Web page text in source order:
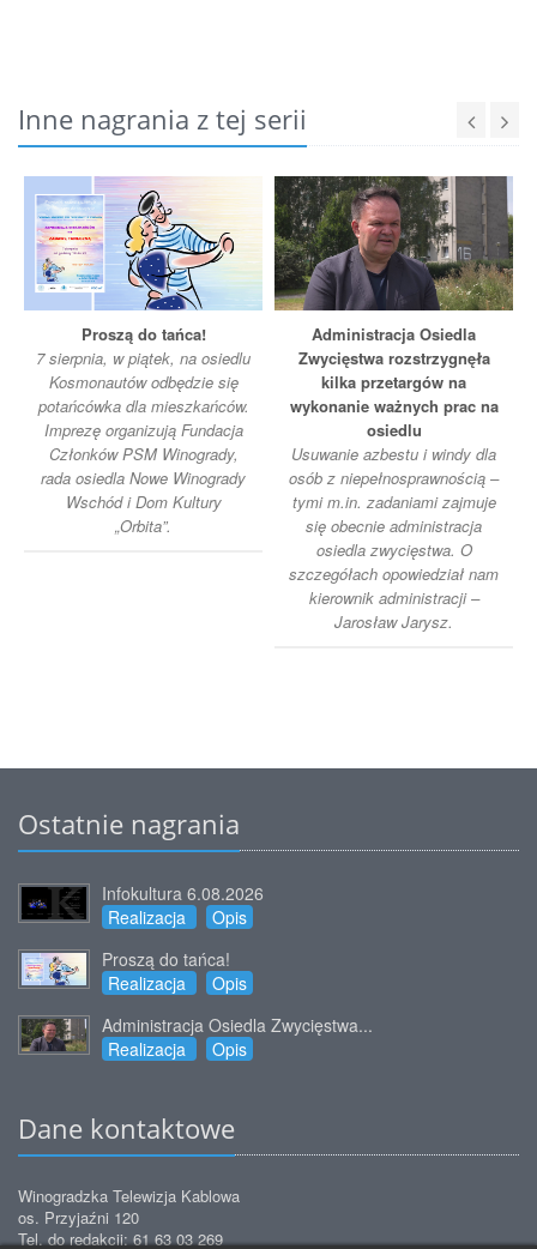
Inne nagrania z tej serii
Proszą do tańca!
7 sierpnia, w piątek, na osiedlu
Kosmonautów odbędzie się
potańcówka dla mieszkańców.
Imprezę organizują Fundacja
Członków PSM Winogrady,
rada osiedla Nowe Winogrady
Wschód i Dom Kultury
„Orbita”.
Administracja Osiedla
Zwycięstwa rozstrzygnęła
kilka przetargów na
wykonanie ważnych prac na
osiedlu
Usuwanie azbestu i windy dla
osób z niepełnosprawnością –
tymi m.in. zadaniami zajmuje
się obecnie administracja
osiedla zwycięstwa. O
szczegółach opowiedział nam
kierownik administracji –
Jarosław Jarysz.
Ostatnie nagrania
Infokultura 6.08.2026
Realizacja
Opis
Proszą do tańca!
Realizacja
Opis
Administracja Osiedla Zwycięstwa...
Realizacja
Opis
Dane kontaktowe
Winogradzka Telewizja Kablowa
os. Przyjaźni 120
Tel. do redakcji: 61 63 03 269